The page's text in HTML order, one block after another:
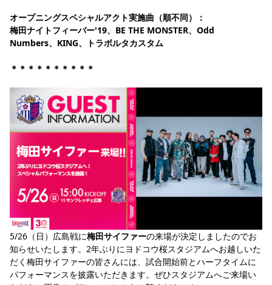
アウェイツアー
アウェイツアー
スポーツクラブ
スポーツクラブ
セレッソスポーツパーク舞洲 YANMAR HANASAKA STADIUM
セレッソ大阪アカデミー 子供のサッカースクール
大人のサッカースクール その他スポーツクラブ
オープニングスペシャルアクト実施曲（順不同）
：
梅田ナイトフィーバー'19、BE THE MONSTER、Odd
Numbers、KING、トラボルタカスタム
＊＊＊＊＊＊＊＊＊＊
5/26（日）広島戦に梅田サイファーの来場が決定しましたのでお
知らせいたします。2年ぶりにヨドコウ桜スタジアムへお越しいた
だく梅田サイファーの皆さんには、試合開始前とハーフタイムに
パフォーマンスを披露いただきます。ぜひスタジアムへご来場い